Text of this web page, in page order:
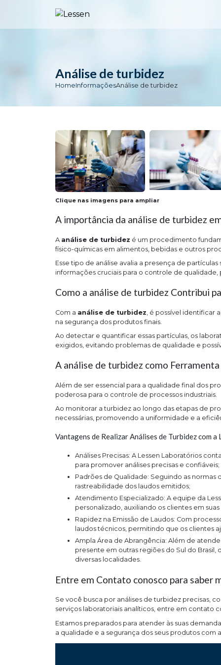
Análise de turbidez
HomeInformaçõesAnálise de turbidez
Clique nas imagens para ampliar
A importância da análise de turbidez
A análise de turbidez é um procedimento
físico-químicas em alimentos, bebidas e outros
Esse tipo de análise avalia a presença de
informações cruciais para o controle de
Como a análise de turbidez Contribui
Com a análise de turbidez , é possível
na segurança dos produtos finais.
Ao detectar e quantificar essas partículas, os
exigidos, evitando problemas de qualidade e
A análise de turbidez como
Além de ser essencial para a qualidade final dos
poderosa para o controle de processos industriais.
Ao monitorar a turbidez ao longo das etapas de
necessárias, promovendo a uniformidade e a
Vantagens de Realizar Análises de Turbidez com
Análises Precisas: A Lessen Laboratórios conta com equipamentos modernos e equipe técnica qualificada
para promover análises precisas e confiáveis;
Padrões de Qualidade: Seguindo as normas da ISO/IEC 17025, a Lessen assegura a qualidade e a
rastreabilidade dos laudos emitidos;
Atendimento Especializado: A equipe da Lessen está preparada para oferecer um atendimento
personalizado, auxiliando os clientes em
Rapidez na Emissão de Laudos: Com processos ágeis e eficientes, a Lessen fornece a entrega rápida dos
laudos técnicos, permitindo que os clientes
Ampla Área de Abrangência: Além de atender todo o estado do Paraná, a Lessen Laboratórios também está
presente em outras regiões do Sul do
diversas localidades.
Entre em Contato conosco para saber
Se você busca por análises de turbidez precisas,
serviços laboratoriais analíticos, entre em contato
Estamos preparados para atender às suas
a qualidade e a segurança dos seus produtos com